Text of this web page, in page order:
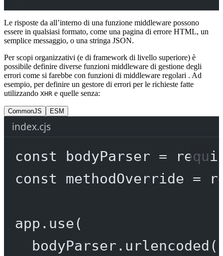
Le risposte da all’interno di una funzione middleware possono
essere in qualsiasi formato, come una pagina di errore HTML, un
semplice messaggio, o una stringa JSON.
Per scopi organizzativi (e di framework di livello superiore) è
possibile definire diverse funzioni middleware di gestione degli
errori come si farebbe con funzioni di middleware regolari . Ad
esempio, per definire un gestore di errori per le richieste fatte
utilizzando XHR e quelle senza:
CommonJS ESM
index.cjs
const bodyParser =
const
methodOverride =
app. use(
bodyParser. urlencoded